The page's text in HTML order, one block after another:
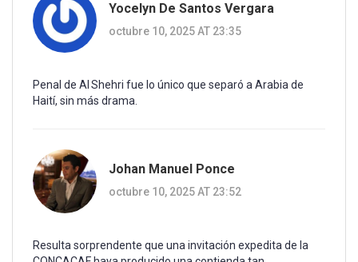
Yocelyn De Santos Vergara
octubre 10, 2025 AT 23:35
Penal de Al Shehri fue lo único que separó a Arabia de
Haití, sin más drama.
Johan Manuel Ponce
octubre 10, 2025 AT 23:52
Resulta sorprendente que una invitación expedita de la